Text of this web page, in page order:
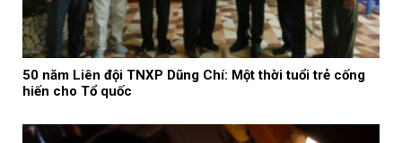
50 năm Liên đội TNXP Dũng Chí: Một thời tuổi trẻ cống
hiến cho Tổ quốc